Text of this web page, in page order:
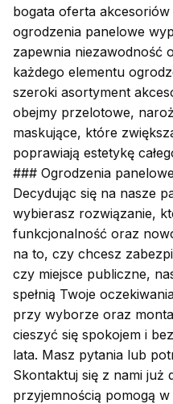
bogata oferta
ogrodzenia panelowe
zapewnia niezawodność
każdego elementu
szeroki asortyment
obejmy przelotowe,
maskujące, które
poprawiają estetykę
### Ogrodzenia
Decydując się na nasze
wybierasz rozwiązanie,
funkcjonalność oraz
na to, czy chcesz
czy miejsce publiczne,
spełnią Twoje
przy wyborze oraz
cieszyć się spokojem i
lata. Masz pytania lub
Skontaktuj się z nami już
przyjemnością pomogą